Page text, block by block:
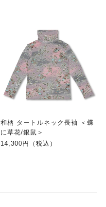
和柄 タートルネック長袖 ＜蝶
に草花/銀鼠＞
14,300円（税込）